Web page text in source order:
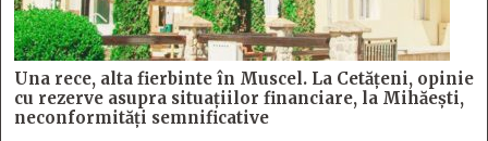
Una rece, alta fierbinte în Muscel. La Cetăţeni, opinie
cu rezerve asupra situaţiilor financiare, la Mihăeşti,
neconformităţi semnificative